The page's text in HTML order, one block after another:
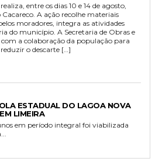
entre os dias 10 e 14 de agosto,
A ação recolhe materiais
moradores, integra as atividades
do município. A Secretaria de Obras e
a colaboração da população para
o descarte […]
ESTADUAL DO LAGOA NOVA
LIMEIRA
em período integral foi viabilizada